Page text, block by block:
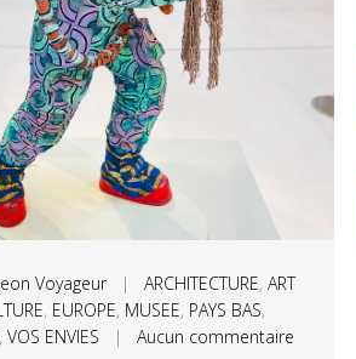
Voyageur| ARCHITECTURE, ART
, EUROPE, MUSEE, PAYS BAS,
, VOS ENVIES | Aucun commentaire